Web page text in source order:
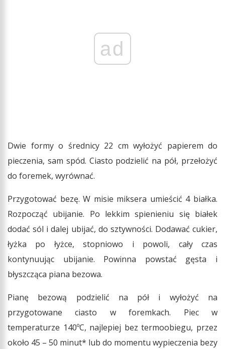
ad
Dwie formy o średnicy 22 cm wyłożyć papierem do
pieczenia, sam spód. Ciasto podzielić na pół, przełożyć
do foremek, wyrównać.
Przygotować bezę. W misie miksera umieścić 4 białka.
Rozpocząć ubijanie. Po lekkim spienieniu się białek
dodać sól i dalej ubijać, do sztywności. Dodawać cukier,
łyżka po łyżce, stopniowo i powoli, cały czas
kontynuując ubijanie. Powinna powstać gęsta i
błyszcząca piana bezowa.
Pianę bezową podzielić na pół i wyłożyć na
przygotowane ciasto w foremkach. Piec w
temperaturze 140ºC, najlepiej bez termoobiegu, przez
około 45 – 50 minut* lub do momentu wypieczenia bezy